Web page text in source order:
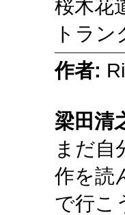
桜木花
トラ
作者:
梁田清
まだ自
作を読
で行こ